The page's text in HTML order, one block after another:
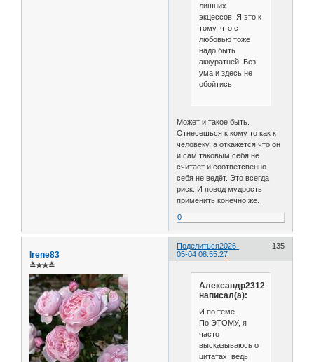
лишних
экцессов. Я это к
тому, что с
любовью тоже
надо быть
аккуратней. Без
ума и здесь не
обойтись.
Может и такое быть.
Отнесешься к кому то как к
человеку, а откажется что он
и сам таковым себя не
считает и соответсвенно
себя не ведёт. Это всегда
риск. И повод мудрость
применить конечно же.
0
Поделиться 135
2026-
05-04 08:55:27
Irene83
≛✯✯≛
Александр2312
написал(а):
И по теме.
По ЭТОМУ, я
часто
высказываюсь о
цитатах, ведь